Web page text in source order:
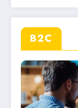
une
B2C